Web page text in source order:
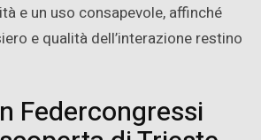
e un uso consapevole, affinché
e qualità dell’interazione restino
Federcongressi